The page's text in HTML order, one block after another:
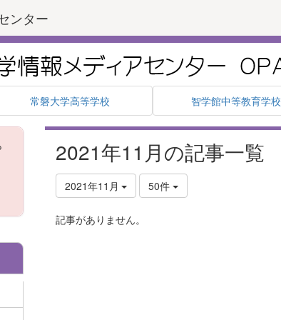
ンター
常磐大学高等学校 智学館中等教育学校
2021年11月の記事一覧
2021年11月 50件
記事がありません。